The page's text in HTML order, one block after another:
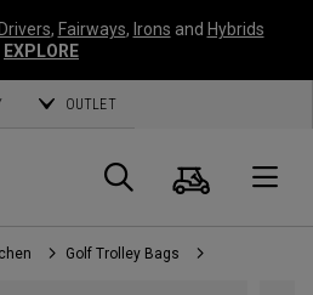
Drivers, Fairways, Irons and Hybrids
EXPLORE
OUTLET
Suche
Golf Trolley Bags